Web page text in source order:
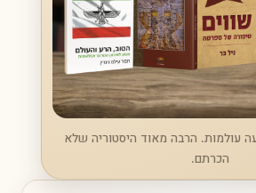
עולמות. הרבה מאוד היסטוריה שלא
הכרתם.